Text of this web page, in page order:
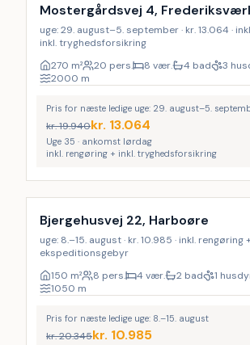
LAST MINUTE
Mostergårdsvej 4,
uge: 29. august–5. september · kr. 13.064 ·
inkl. tryghedsforsikring
270 m² 20 pers. 8 vær. 4 bad
3
2000 m
Pris for næste ledige uge: 29. august–5.
kr.19.940kr. 13.064
Uge 35 · ankomst lørdag
inkl. rengøring + inkl. tryghedsforsikring
LAST MINUTE
Inkl. rengøring
Bjergehusvej 22, Harboøre
uge: 8.–15. august · kr. 10.985 · inkl. rengøring
ekspeditionsgebyr
150 m² 8 pers. 4 vær. 2 bad
1
1050 m
Pris for næste ledige uge: 8.–15. august
kr.20.345kr. 10.985